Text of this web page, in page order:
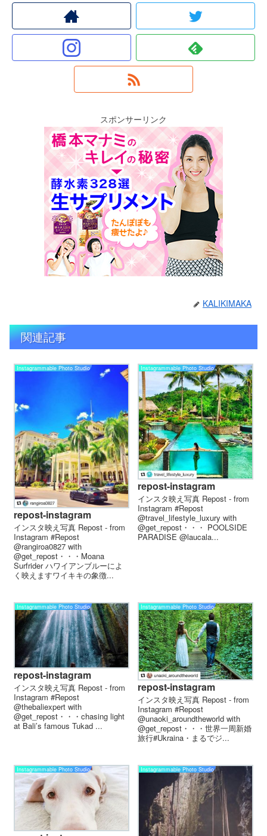
スポンサーリンク
KALIKIMAKA
関連記事
Instagrammable Photo Studio
repost-instagram
インスタ映え写真 Repost - from
Instagram #Repost
@rangiroa0827 with
@get_repost・・・Moana
Surfrider ハワイアンブルーによ
く映えますワイキキの象徴...
Instagrammable Photo Studio
repost-instagram
インスタ映え写真 Repost - from
Instagram #Repost
@travel_lifestyle_luxury with
@get_repost・・・ POOLSIDE
PARADISE @laucala...
Instagrammable Photo Studio
repost-instagram
インスタ映え写真 Repost - from
Instagram #Repost
@thebaliexpert with
@get_repost・・・chasing light
at Bali’s famous Tukad ...
Instagrammable Photo Studio
repost-instagram
インスタ映え写真 Repost - from
Instagram #Repost
@unaoki_aroundtheworld with
@get_repost・・・世界一周新婚
旅行️#Ukraina・まるでジ...
Instagrammable Photo Studio Instagrammable Photo Studio